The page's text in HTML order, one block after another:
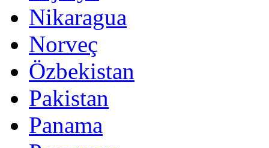
Nikaragua
Norveç
Özbekistan
Pakistan
Panama